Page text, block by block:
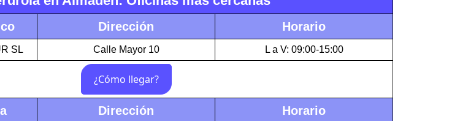
Dirección Horario
SL Calle Mayor 10 L a V: 09:00-15:00
Dirección Horario